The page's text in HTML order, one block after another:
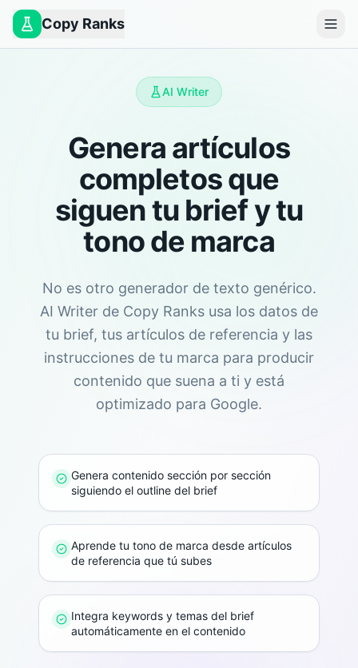
Copy Ranks
AI Writer
Genera artículos
completos que
siguen tu brief y tu
tono de marca
No es otro generador de texto genérico.
AI Writer de Copy Ranks usa los datos de
tu brief, tus artículos de referencia y las
instrucciones de tu marca para producir
contenido que suena a ti y está
optimizado para Google.
Genera contenido sección por sección
siguiendo el outline del brief
Aprende tu tono de marca desde artículos
de referencia que tú subes
Integra keywords y temas del brief
automáticamente en el contenido